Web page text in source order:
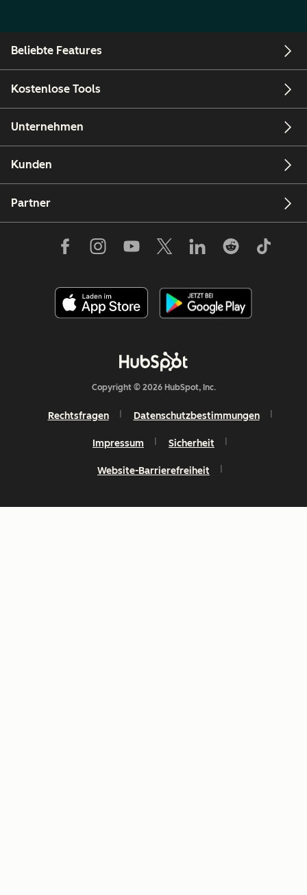
Beliebte Features
Kostenlose Tools
Unternehmen
Kunden
Partner
Copyright © 2026 HubSpot, Inc.
Rechtsfragen Datenschutzbestimmungen
Impressum Sicherheit
Website-Barrierefreiheit